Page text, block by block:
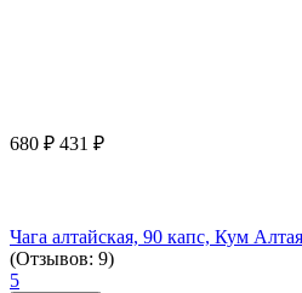
680 ₽ 431 ₽
Чага алтайская, 90 капс, Кум Алтая
(Отзывов: 9)
5